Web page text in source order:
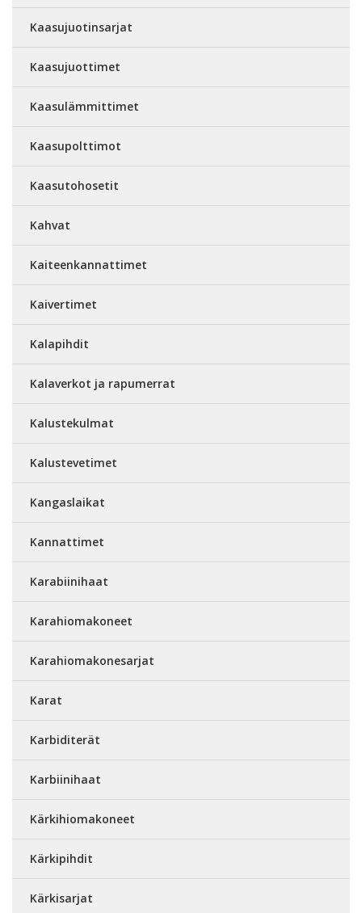
Kaasujuotinsarjat
Kaasujuottimet
Kaasulämmittimet
Kaasupolttimot
Kaasutohosetit
Kahvat
Kaiteenkannattimet
Kaivertimet
Kalapihdit
Kalaverkot ja rapumerrat
Kalustekulmat
Kalustevetimet
Kangaslaikat
Kannattimet
Karabiinihaat
Karahiomakoneet
Karahiomakonesarjat
Karat
Karbiditerät
Karbiinihaat
Kärkihiomakoneet
Kärkipihdit
Kärkisarjat